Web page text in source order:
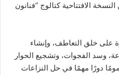
النسخة الافتتاحية كتالوج “فنانون
على خلق التعاطف، وإنشاء
وسد الفجوات، وتشجيع الحوار
دورًا مهمًا في حل النزاعات